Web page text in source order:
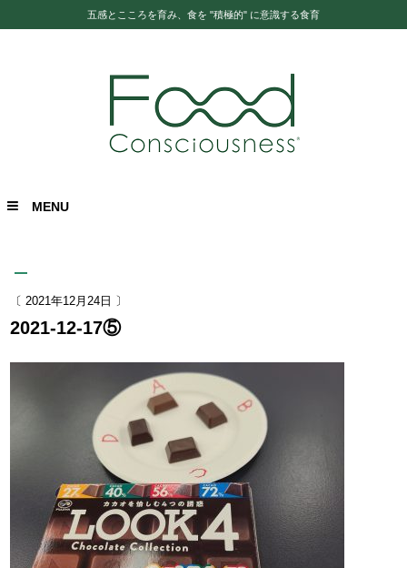
五感とこころを育み、食を "積極的" に意識する食育
MENU
〔 2021年12月24日 〕
2021-12-17⑤